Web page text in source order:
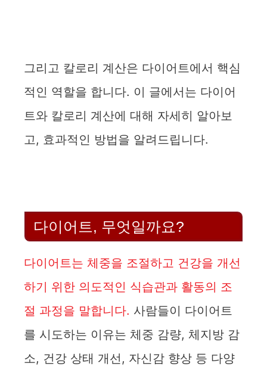
그리고 칼로리 계산은 다이어트에서 핵심
적인 역할을 합니다. 이 글에서는 다이어
트와 칼로리 계산에 대해 자세히 알아보
고, 효과적인 방법을 알려드립니다.
다이어트, 무엇일까요?
다이어트는 체중을 조절하고 건강을 개선
하기 위한 의도적인 식습관과 활동의 조
절 과정을 말합니다. 사람들이 다이어트
를 시도하는 이유는 체중 감량, 체지방 감
소, 건강 상태 개선, 자신감 향상 등 다양